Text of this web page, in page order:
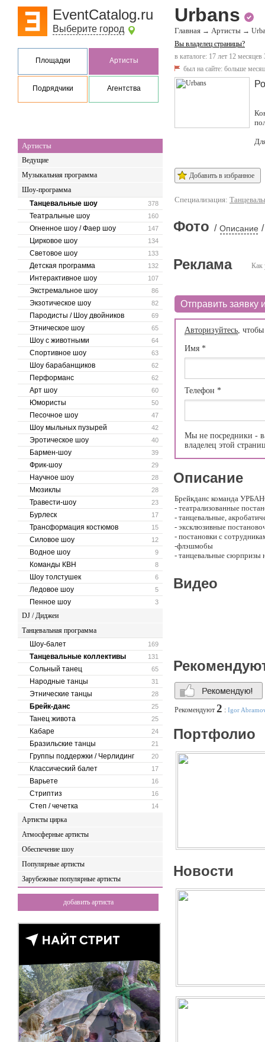
EventCatalog.ru
Выберите город
Площадки Артисты
Подрядчики Агентства
Артисты
Ведущие
Музыкальная программа
Шоу-программа
378
Танцевальные шоу
160
Театральные шоу
147
Огненное шоу / Фаер шоу
134
Цирковое шоу
133
Световое шоу
132
Детская программа
107
Интерактивное шоу
86
Экстремальное шоу
82
Экзотическое шоу
69
Пародисты / Шоу двойников
65
Этническое шоу
64
Шоу с животными
63
Спортивное шоу
62
Шоу барабанщиков
62
Перформанс
60
Арт шоу
50
Юмористы
47
Песочное шоу
42
Шоу мыльных пузырей
40
Эротическое шоу
39
Бармен-шоу
29
Фрик-шоу
28
Научное шоу
28
Мюзиклы
23
Травести-шоу
17
Бурлеск
15
Трансформация костюмов
12
Силовое шоу
9
Водное шоу
8
Команды КВН
6
Шоу толстушек
5
Ледовое шоу
3
Пенное шоу
DJ / Диджеи
Танцевальная программа
169
Шоу-балет
131
Танцевальные коллективы
65
Сольный танец
31
Народные танцы
28
Этнические танцы
25
Брейк-данс
25
Танец живота
24
Кабаре
21
Бразильские танцы
20
Группы поддержки / Черлидинг
17
Классический балет
16
Варьете
16
Стриптиз
14
Степ / чечетка
Артисты цирка
Атмосферные артисты
Обеспечение шоу
Популярные артисты
Зарубежные популярные артисты
добавить артиста
Urbans
Главная → Артисты →
Вы владелец страницы?
в каталоге: 17 лет 12 месяцев
был на сайте: больше
Добавить в избранное
Специализация:
Фото / Описание /
Как
Реклама
Отправить заявку
Авторизуйтесь,
Имя *
Телефон *
Мы не посредники -
владелец этой
Описание
Брейкданс команда
- театрализованные
- танцевальные,
- эксклюзивные
- постановки с
-флэшмобы
- танцевальные сюрпризы
- шоу с двойником Леди
- шоу с двойником PSY
Танцуем для ВАС!
Видео
Рекомендуют 2 : Igor
Портфолио
Новости